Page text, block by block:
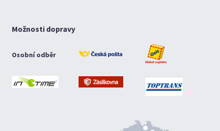
Možnosti dopravy
Osobní odběr